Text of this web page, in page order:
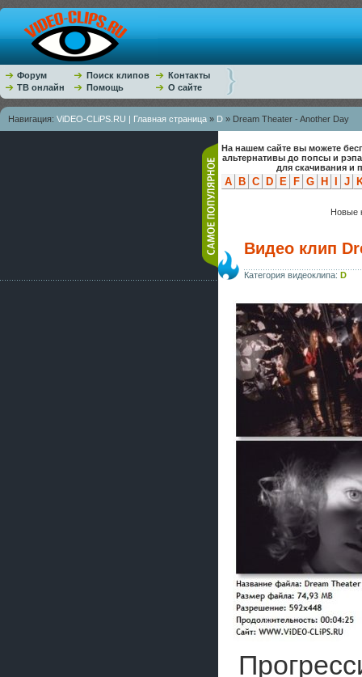
Форум Поиск клипов
Контакты
ТВ онлайн
Помощь О сайте
Навигация: ViDEO-CLiPS.RU | Главная страница » D » Dream Theater - Another Day
На нашем сайте вы можете
альтернативы до попсы и
для скачивания и
A B C D E F G H J
Новые
Видео клип
Категория видеоклипа: D